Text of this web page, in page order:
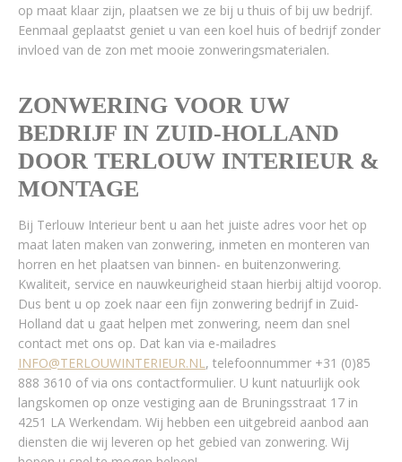
op maat klaar zijn, plaatsen we ze bij u thuis of bij uw bedrijf.
Eenmaal geplaatst geniet u van een koel huis of bedrijf zonder
invloed van de zon met mooie zonweringsmaterialen.
ZONWERING VOOR UW
BEDRIJF IN ZUID-HOLLAND
DOOR TERLOUW INTERIEUR &
MONTAGE
Bij Terlouw Interieur bent u aan het juiste adres voor het op
maat laten maken van zonwering, inmeten en monteren van
horren en het plaatsen van binnen- en buitenzonwering.
Kwaliteit, service en nauwkeurigheid staan hierbij altijd voorop.
Dus bent u op zoek naar een fijn zonwering bedrijf in Zuid-
Holland dat u gaat helpen met zonwering, neem dan snel
contact met ons op. Dat kan via e-mailadres
INFO@TERLOUWINTERIEUR.NL, telefoonnummer +31 (0)85
888 3610 of via ons contactformulier. U kunt natuurlijk ook
langskomen op onze vestiging aan de Bruningsstraat 17 in
4251 LA Werkendam. Wij hebben een uitgebreid aanbod aan
diensten die wij leveren op het gebied van zonwering. Wij